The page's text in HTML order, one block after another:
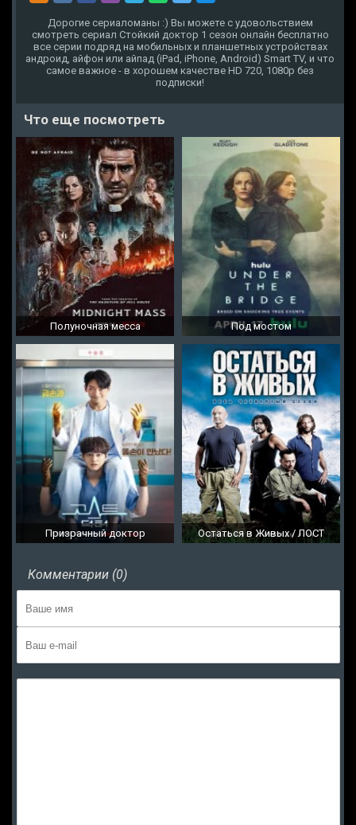
Дорогие сериаломаны :) Вы можете с удовольствием
смотреть сериал Стойкий доктор 1 сезон онлайн бесплатно
все серии подряд на мобильных и планшетных устройствах
андроид, айфон или айпад (iPad, iPhone, Android) Smart TV, и что
самое важное - в хорошем качестве HD 720, 1080p без
подписки!
Что еще посмотреть
Полуночная месса Под мостом
Призрачный доктор Остаться в Живых / ЛОСТ
Комментарии (0)